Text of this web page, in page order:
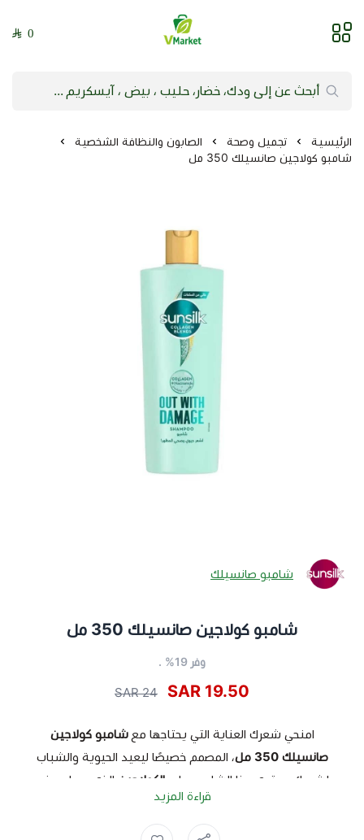
فيلج ماركت | VMarket
0
الرئيسية تجميل وصحة
الصابون والنظافة الشخصية
شامبو كولاجين صانسيلك 350 مل
شامبو صانسيلك
شامبو كولاجين صانسيلك 350 مل
وفر 19% .
19.50 SAR
24 SAR
امنحي شعرك العناية التي يحتاجها معشامبو كولاجين
صانسيلك 350 مل
، المصمم خصيصًا ليعيد الحيوية والشباب
لشعرك. يحتوي هذا الشامبو علىالكولاجين الذي يساعد في
تعزيز مرونة الشعر وتقويته، مما يجعله أكثر قوة ولمعاناً.
قراءة المزيد
صانسيلك , شامبو ,